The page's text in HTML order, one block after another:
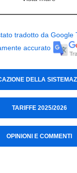
tradotto da Google
accurato
DELLA
TARIFFE 2025/2026
OPINIONI E COMMENTI